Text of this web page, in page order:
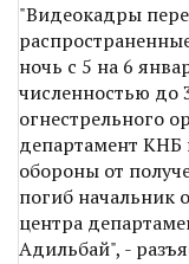
"Видеокадры
ночь с 5 на 6
численностью до
огнестрельного
департамент КНБ
обороны от
погиб начальник
центра
Адильбай", -